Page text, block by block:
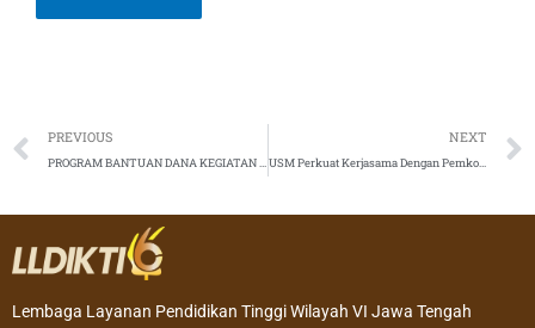
Prev
PREVIOUS
PROGRAM BANTUAN DANA KEGIATAN KEMAHASISWAAN TAHUN 2019
NEXT
USM Perkuat Kerjasama Dengan Pemkot Semarang
Lembaga Layanan Pendidikan Tinggi Wilayah VI Jawa Tengah